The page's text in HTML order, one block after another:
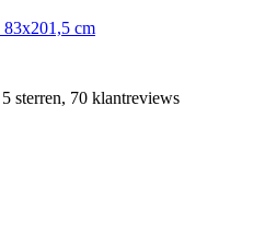
83x201,5 cm
sterren, 70 klantreviews